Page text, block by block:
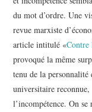
du mot d’ordre. Une
revue marxiste
article intitulé «Contre
provoqué la même
tenu de la personnalité
universitaire
l’incompétence. On